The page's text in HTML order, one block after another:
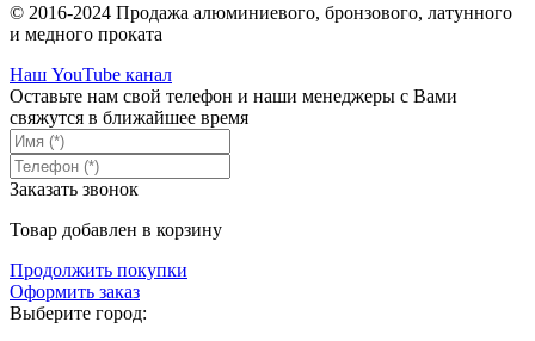
© 2016-2024 Продажа алюминиевого, бронзового, латунного
и медного проката
Наш YouTube канал
Оставьте нам свой телефон и наши менеджеры с Вами
свяжутся в ближайшее время
Заказать звонок
Товар добавлен в корзину
Продолжить покупки
Оформить заказ
Выберите город: